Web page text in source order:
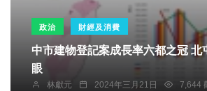
政治 財經及消費
中市建物登記案成長率六都之冠 北屯、東區成長耀
眼
林獻元 2024年三月21日 7,644